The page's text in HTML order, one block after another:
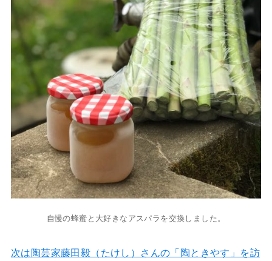
自慢の蜂蜜と大好きなアスパラを交換しました。
次は陶芸家藤田毅（たけし）さんの「陶ときやす」を訪